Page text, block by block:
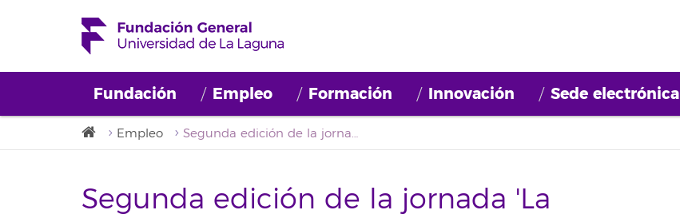
Fundación Empleo Formación Innovación Sede electrónica
Empleo Segunda edición de la jornada 'La Movilidad de los Investigadores como Oportunidad'
Segunda edición de la jornada 'La